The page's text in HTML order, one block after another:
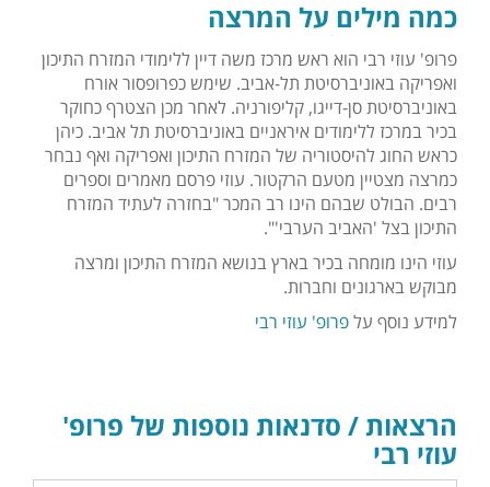
כמה מילים על המרצה
פרופ' עוזי רבי הוא ראש מרכז משה דיין ללימודי המזרח התיכון
ואפריקה באוניברסיטת תל-אביב. שימש כפרופסור אורח
באוניברסיטת סן-דייגו, קליפורניה. לאחר מכן הצטרף כחוקר
בכיר במרכז ללימודים איראניים באוניברסיטת תל אביב. כיהן
כראש החוג להיסטוריה של המזרח התיכון ואפריקה ואף נבחר
כמרצה מצטיין מטעם הרקטור. עוזי פרסם מאמרים וספרים
רבים. הבולט שבהם הינו רב המכר "בחזרה לעתיד המזרח
התיכון בצל 'האביב הערבי'".
עוזי הינו מומחה בכיר בארץ בנושא המזרח התיכון ומרצה
מבוקש בארגונים וחברות.
למידע נוסף עלפרופ' עוזי רבי
הרצאות / סדנאות נוספות של פרופ'
עוזי רבי